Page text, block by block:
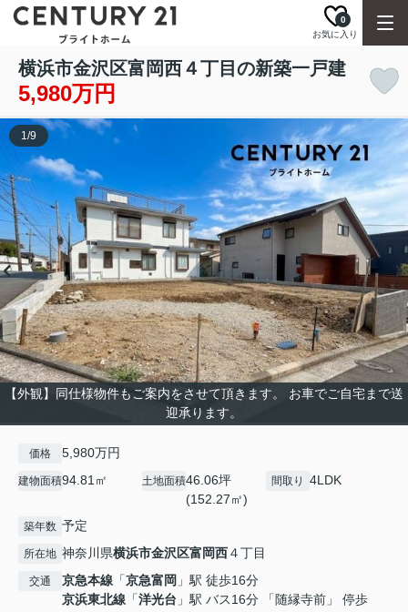
お気に入り
0
横浜市金沢区富岡西４丁目の新築一戸建
5,980万円
【外観】同仕様物件もご案内をさせて頂きます。 お車でご自宅まで送
迎承ります。
1/9
価格 5,980万円
建物面積94.81㎡ 土地面積46.06坪
(152.27㎡)
間取り 4LDK
築年数 予定
所在地 神奈川県横浜市金沢区富岡西４丁目
交通 京急本線 「京急富岡 」駅 徒歩16分
京浜東北線 「洋光台 」駅 バス16分 「随縁寺前」 停歩